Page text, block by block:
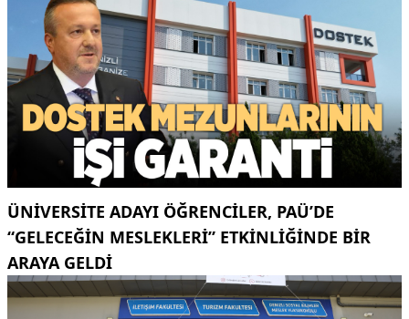
ÜNIVERSITE ADAYI ÖĞRENCILER, PAÜ’DE
“GELECEĞIN MESLEKLERI” ETKINLIĞINDE BIR
ARAYA GELDI